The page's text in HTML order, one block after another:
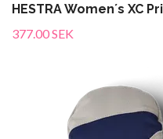
HESTRA Women´s XC
377.00 SEK